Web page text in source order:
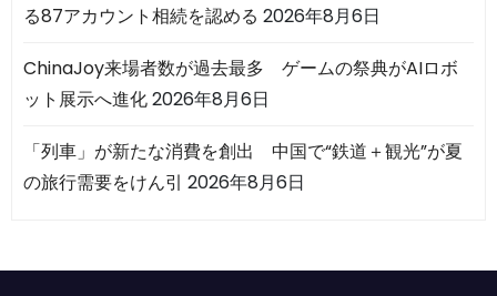
る87アカウント相続を認める 2026年8月6日
ChinaJoy来場者数が過去最多 ゲームの祭典がAIロボ
ット展示へ進化2026年8月6日
「列車」が新たな消費を創出 中国で“鉄道＋観光”が夏
の旅行需要をけん引 2026年8月6日